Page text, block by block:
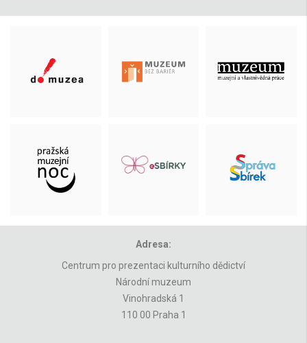
Adresa:
Centrum pro prezentaci kulturního dědictví
Národní muzeum
Vinohradská 1
110 00 Praha 1